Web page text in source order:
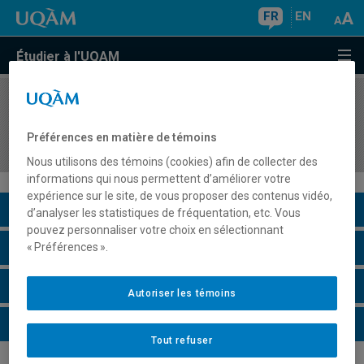
FR EN
Étudier à l'UQAM
COURS//
publique
Description du cours
Horaire - Été 2026
Horaire - Automne 2026
Horaire - Hiver 2027
Préférences en matière de témoins
Nous utilisons des témoins (cookies) afin de collecter des
informations qui nous permettent d’améliorer votre
expérience sur le site, de vous proposer des contenus vidéo,
d’analyser les statistiques de fréquentation, etc. Vous
pouvez personnaliser votre choix en sélectionnant
« Préférences ».
Tout refuser
Autoriser les témoins